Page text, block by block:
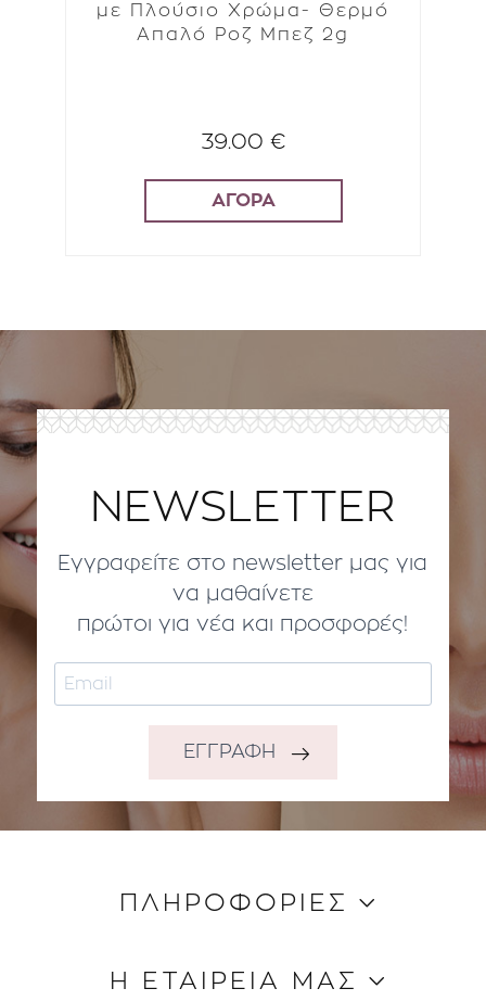
με Πλούσιο Χρώμα- Θερμό
Απαλό Ροζ Μπεζ 2g
39.00 €
ΑΓΟΡΑ
NEWSLETTER
Εγγραφείτε στο newsletter μας για
να μαθαίνετε
πρώτοι για νέα και προσφορές!
ΕΓΓΡΑΦΗ
ΠΛΗΡΟΦΟΡΙΕΣ
Τρόποι Aποστολής
Η ΕΤΑΙΡΕΙΑ ΜΑΣ